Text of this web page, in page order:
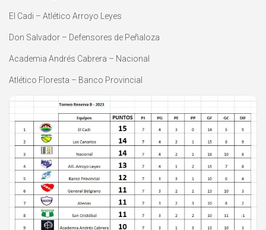
El Cadi – Atlético Arroyo Leyes
Don Salvador – Defensores de Peñaloza
Academia Andrés Cabrera – Nacional
Atlético Floresta – Banco Provincial